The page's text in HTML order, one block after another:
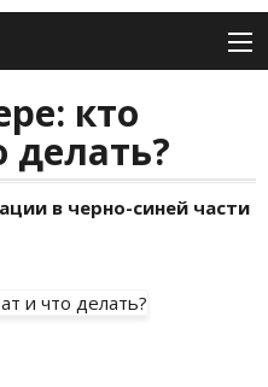
кто
делать?
в черно-синей части